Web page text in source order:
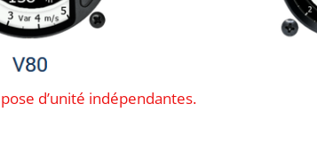
d’unité indépendantes.